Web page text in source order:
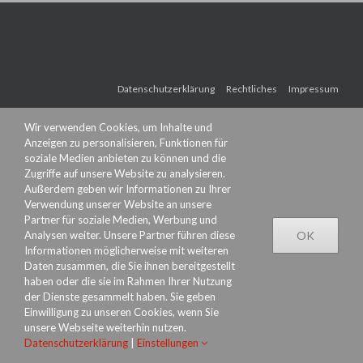
Datenschutzerklärung Rechtliches Impressum
Wir verwenden Cookies, um Inhalte und
Anzeigen zu personalisieren, Funktionen für
soziale Medien anbieten zu können und die
Zugriffe auf unsere Website zu analysieren.
Außerdem geben wir Informationen zu Ihrer
Verwendung unserer Website an unsere
Partner für soziale Medien, Werbung und
Analysen weiter. Unsere Partner führen diese
Informationen möglicherweise mit weiteren
Daten zusammen, die Sie ihnen bereitgestellt
haben oder die sie im Rahmen Ihrer Nutzung
der Dienste gesammelt haben. Sie geben
Einwilligung zu unseren Cookies, wenn Sie
unsere Webseite weiterhin nutzen.
Datenschutzerklärung
Einstellungen
OK